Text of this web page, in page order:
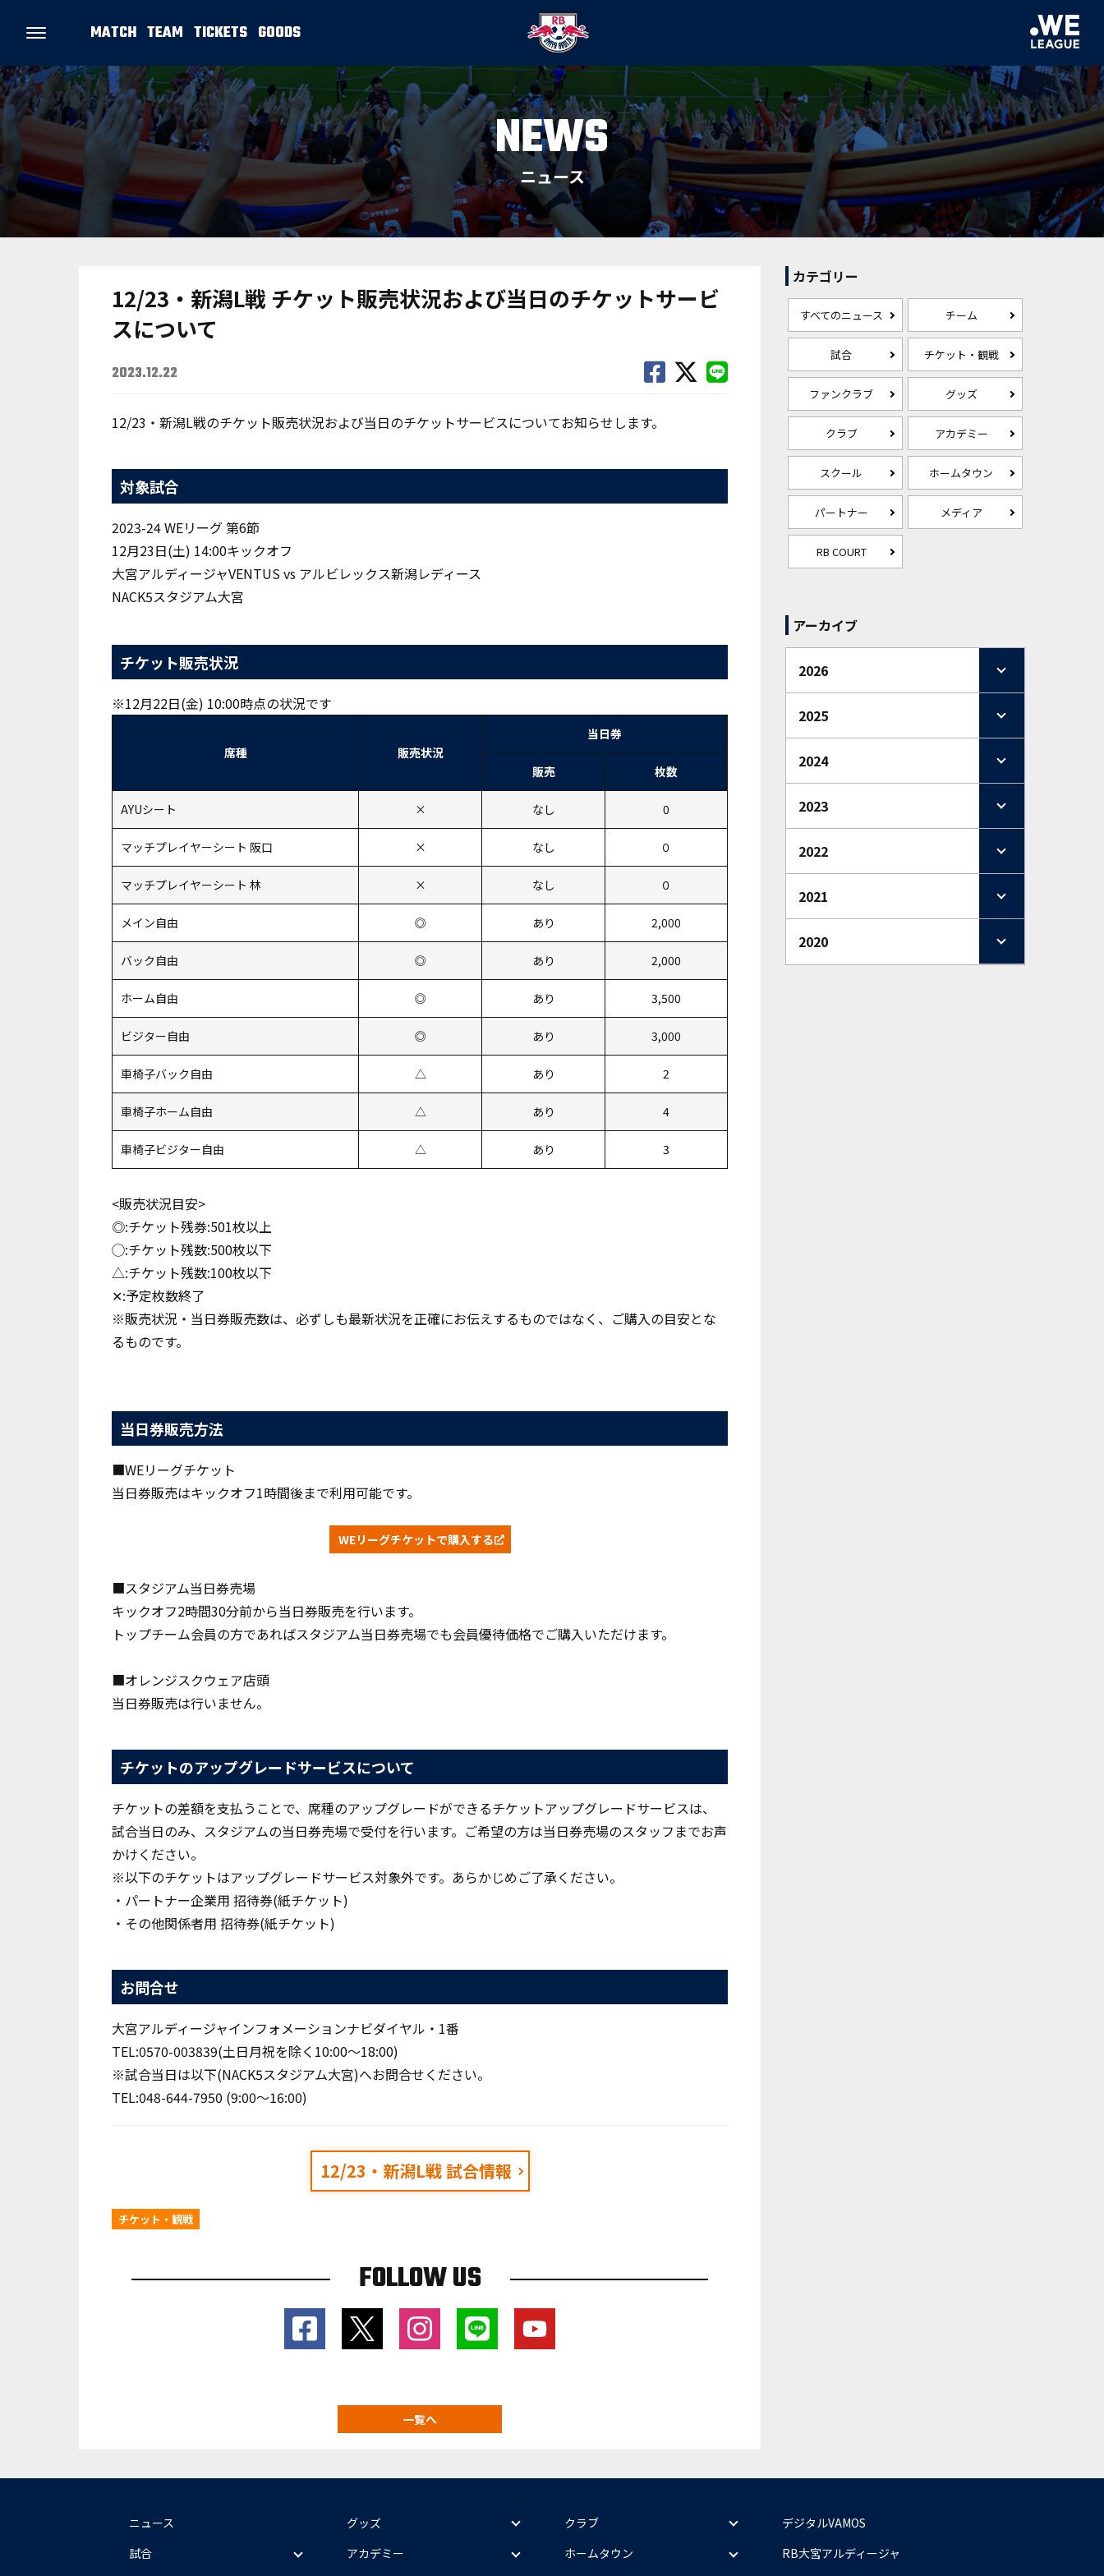
MATCH TEAM TICKETS GOODS
NEWS
ニュース
12/23・新潟L戦 チケット販売状況および当日のチケットサービ
スについて
2023.12.22
12/23・新潟L戦のチケット販売状況および当日のチケットサービスについてお知らせします。
対象試合
2023-24 WEリーグ 第6節
12月23日(土) 14:00キックオフ
大宮アルディージャVENTUS vs アルビレックス新潟レディース
NACK5スタジアム大宮
チケット販売状況
※12月22日(金) 10:00時点の状況です
席種 販売状況
当日券
販売 枚数
AYUシート × なし 0
マッチプレイヤーシート 阪口 × なし ０
マッチプレイヤーシート 林 × なし ０
メイン自由 ◎ あり 2,000
バック自由 ◎ あり 2,000
ホーム自由 ◎ あり 3,500
ビジター自由 ◎ あり 3,000
車椅子バック自由 △ あり 2
車椅子ホーム自由 △ あり 4
車椅子ビジター自由 △ あり 3
<販売状況目安>
◎:チケット残券:501枚以上
◯:チケット残数:500枚以下
△:チケット残数:100枚以下
✕:予定枚数終了
※販売状況・当日券販売数は、必ずしも最新状況を正確にお伝えするものではなく、ご購入の目安とな
るものです。
当日券販売方法
■WEリーグチケット
当日券販売はキックオフ1時間後まで利用可能です。
WEリーグチケットで購入する
■スタジアム当日券売場
キックオフ2時間30分前から当日券販売を行います。
トップチーム会員の方であればスタジアム当日券売場でも会員優待価格でご購入いただけます。
■オレンジスクウェア店頭
当日券販売は行いません。
チケットのアップグレードサービスについて
チケットの差額を支払うことで、席種のアップグレードができるチケットアップグレードサービスは、
試合当日のみ、スタジアムの当日券売場で受付を行います。ご希望の方は当日券売場のスタッフまでお声
かけください。
※以下のチケットはアップグレードサービス対象外です。あらかじめご了承ください。
・パートナー企業用 招待券(紙チケット)
・その他関係者用 招待券(紙チケット)
お問合せ
大宮アルディージャインフォメーションナビダイヤル・1番
TEL:0570-003839(土日月祝を除く10:00～18:00)
※試合当日は以下(NACK5スタジアム大宮)へお問合せください。
TEL:048-644-7950 (9:00～16:00)
12/23・新潟L戦 試合情報
チケット・観戦
FOLLOW US
一覧へ
カテゴリー
すべてのニュース チーム
試合 チケット・観戦
ファンクラブ グッズ
クラブ アカデミー
スクール ホームタウン
パートナー メディア
RB COURT
アーカイブ
2026
2025
2024
2023
2022
2021
2020
ニュース
試合
グッズ
アカデミー
クラブ
ホームタウン
デジタルVAMOS
RB大宮アルディージャ